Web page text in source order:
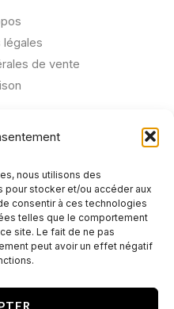
nous utilisons des
stocker et/ou accéder aux
consentir à ces technologies
telles que le comportement
site. Le fait de ne pas
peut avoir un effet négatif
légales
de vente